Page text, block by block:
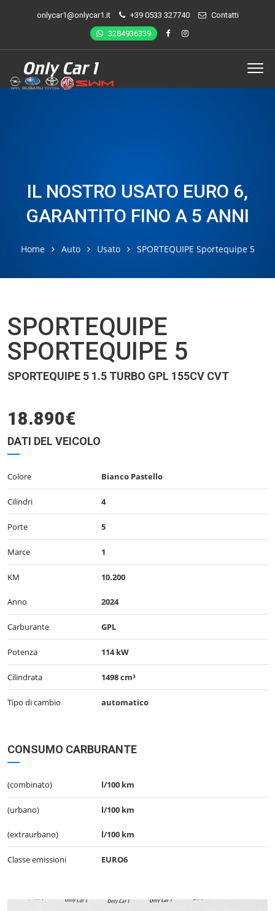
onlycar1@onlycar1.it +39 0533 327740
Contatti
3284936339
IL NOSTRO USATO EURO 6,
GARANTITO FINO A 5 ANNI
Home Auto Usato SPORTEQUIPE Sportequipe 5
SPORTEQUIPE
SPORTEQUIPE 5
SPORTEQUIPE 5 1.5 TURBO GPL 155CV CVT
18.890€
DATI DEL VEICOLO
Colore Bianco Pastello
Cilindri 4
Porte 5
Marce 1
KM 10.200
Anno 2024
Carburante GPL
Potenza 114 kW
Cilindrata 1498 cm³
Tipo di cambio automatico
CONSUMO CARBURANTE
(combinato) l/100 km
(urbano) l/100 km
(extraurbano) l/100 km
Classe emissioni EURO6